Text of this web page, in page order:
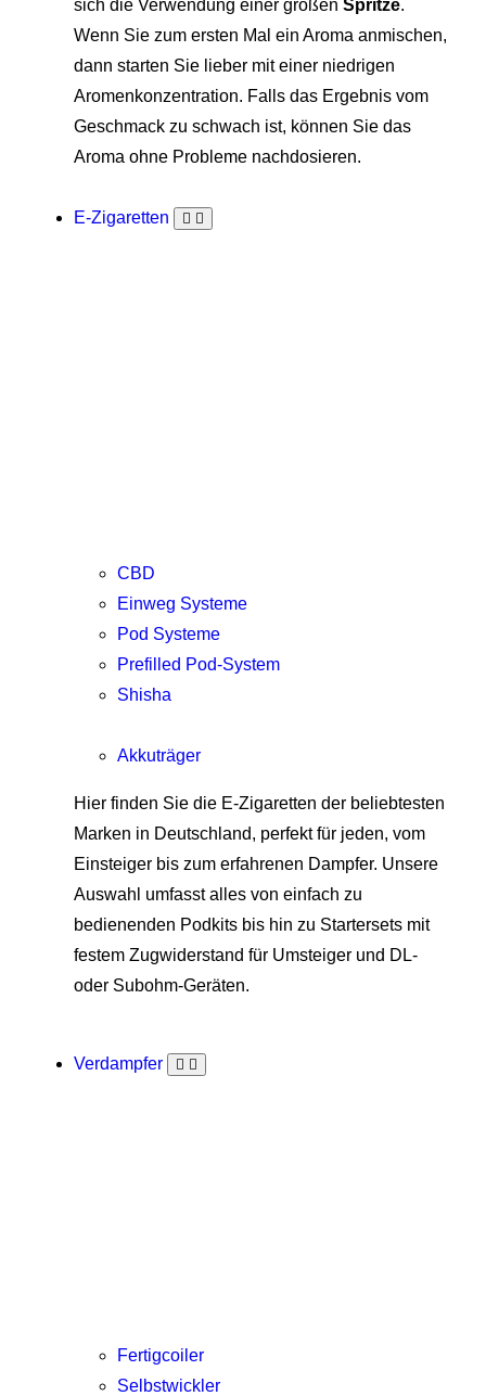
sich die Verwendung einer großen Spritze.
Wenn Sie zum ersten Mal ein Aroma anmischen,
dann starten Sie lieber mit einer niedrigen
Aromenkonzentration. Falls das Ergebnis vom
Geschmack zu schwach ist, können Sie das
Aroma ohne Probleme nachdosieren.
E-Zigaretten
CBD
Einweg Systeme
Pod Systeme
Prefilled Pod-System
Shisha
Akkuträger
Hier finden Sie die E-Zigaretten der beliebtesten
Marken in Deutschland, perfekt für jeden, vom
Einsteiger bis zum erfahrenen Dampfer. Unsere
Auswahl umfasst alles von einfach zu
bedienenden Podkits bis hin zu Startersets mit
festem Zugwiderstand für Umsteiger und DL-
oder Subohm-Geräten.
Verdampfer
Fertigcoiler
Selbstwickler